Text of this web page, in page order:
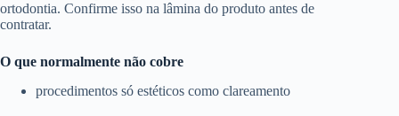
ortodontia. Confirme isso na lâmina do produto antes de
contratar.
O que normalmente não cobre
procedimentos só estéticos como clareamento